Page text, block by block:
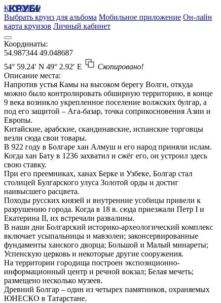
КРУБИСС
Выбрать круиз для альбома Мобильное приложение Он-лайн
карта круизов Личный кабинет
Координаты:
54.987344 49.048687
54° 59.24′ N 49° 2.92′ E
Скопировано!
Описание места:
Напротив устья Камы на высоком берегу Волги, откуда
можно было контролировать обширную территорию, в конце
9 века возникло укрепленное поселение волжских булгар, а
под его защитой – Ага-базар, точка соприкосновения Азии и
Европы.
Китайские, арабские, скандинавские, испанские торговцы
везли сюда свои товары.
В 922 году в Болгаре хан Алмуш и его народ приняли ислам.
Когда хан Бату в 1236 захватил и сжёг его, он устроил здесь
свою ставку.
При его преемниках, ханах Берке и Узбеке, Болгар стал
столицей Булгарского улуса Золотой орды и достиг
наивысшего расцвета.
Походы русских князей и внутренние усобицы привели к
разрушению города. Когда в 18 в. сюда приезжали Петр I и
Екатерина II, их встречали развалины.
В наши дни Болгарский историко-археологический комплекс
включает усыпальницы и мавзолеи; законсервированные
фундаменты ханского дворца; Большой и Малый минареты;
Успенскую церковь и некоторые другие сооружения.
На территории городища построен экспозиционно-
информационный центр и речной вокзал; Белая мечеть;
размещено несколько музеев.
Древний Болгар – один из четырех памятников, охраняемых
ЮНЕСКО в Татарстане.